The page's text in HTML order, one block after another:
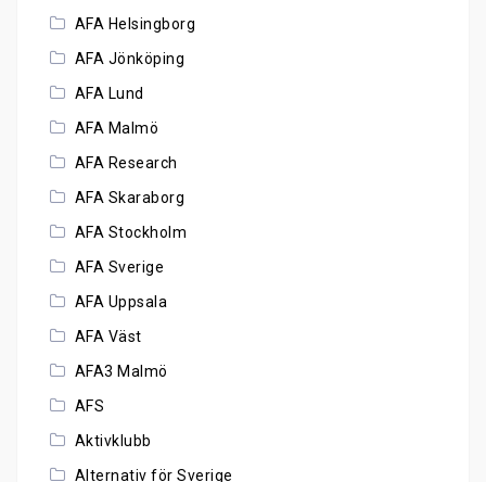
AFA Helsingborg
AFA Jönköping
AFA Lund
AFA Malmö
AFA Research
AFA Skaraborg
AFA Stockholm
AFA Sverige
AFA Uppsala
AFA Väst
AFA3 Malmö
AFS
Aktivklubb
Alternativ för Sverige